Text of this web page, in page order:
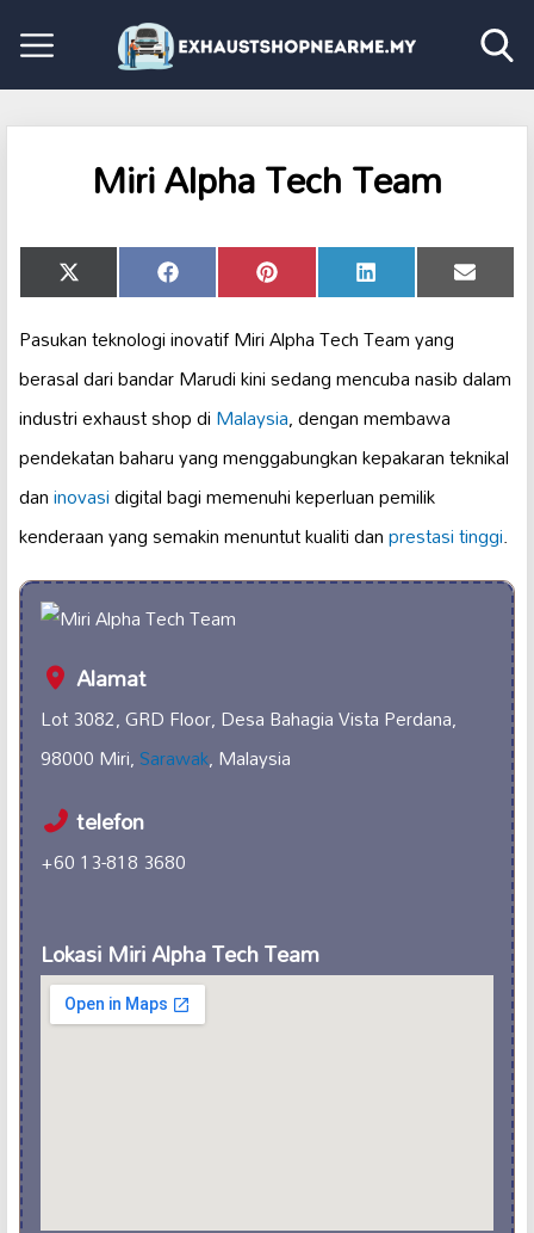
Miri Alpha Tech Team
Share
on
X
(Twitter)
Share
on
Facebook Share
on
Pinterest Share
on
LinkedIn Share
on
Email
Pasukan teknologi inovatif Miri Alpha Tech Team yang
berasal dari bandar Marudi kini sedang mencuba nasib dalam
industri exhaust shop diMalaysia, dengan membawa
pendekatan baharu yang menggabungkan kepakaran teknikal
daninovasidigital bagi memenuhi keperluan pemilik
kenderaan yang semakin menuntut kualiti danprestasi tinggi.
Alamat
Lot 3082, GRD Floor, Desa Bahagia Vista Perdana,
98000 Miri,Sarawak, Malaysia
telefon
+60 13-818 3680
Lokasi Miri Alpha Tech Team